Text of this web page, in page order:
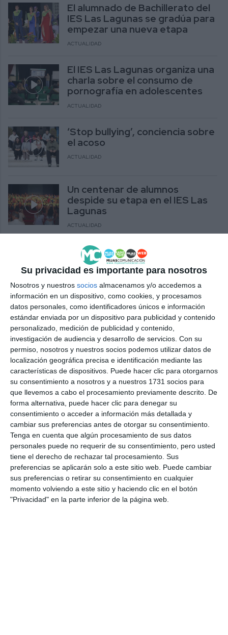
Su privacidad es importante para nosotros
Nosotros y nuestros socios almacenamos y/o accedemos a
información en un dispositivo, como cookies, y procesamos
datos personales, como identificadores únicos e información
estándar enviada por un dispositivo para publicidad y contenido
personalizado, medición de publicidad y contenido,
investigación de audiencia y desarrollo de servicios. Con su
permiso, nosotros y nuestros socios podemos utilizar datos de
localización geográfica precisa e identificación mediante las
características de dispositivos. Puede hacer clic para otorgarnos
su consentimiento a nosotros y a nuestros 1731 socios para
que llevemos a cabo el procesamiento previamente descrito. De
forma alternativa, puede hacer clic para denegar su
consentimiento o acceder a información más detallada y
cambiar sus preferencias antes de otorgar su consentimiento.
Tenga en cuenta que algún procesamiento de sus datos
personales puede no requerir de su consentimiento, pero usted
tiene el derecho de rechazar tal procesamiento. Sus
preferencias se aplicarán solo a este sitio web. Puede cambiar
sus preferencias o retirar su consentimiento en cualquier
momento volviendo a este sitio y haciendo clic en el botón
"Privacidad" en la parte inferior de la página web.
El alumnado de Bachillerato del
IES Las Lagunas se gradúa para
empezar una nueva etapa
ACTUALIDAD
El IES Las Lagunas organiza una
charla sobre el consumo de
pornografía en adolescentes
ACTUALIDAD
‘Stop bullying’, conciencia sobre
el acoso
ACTUALIDAD
Un centenar de alumnos
despide su etapa en el IES Las
Lagunas
ACTUALIDAD
El CP Mijas traslada los valores
del deporte a los alumnos del
IES Las Lagunas
ACTUALIDAD
El IES Las Lagunas impulsa una
campaña para comprar un
desfibrilador
ACTUALIDAD
La comunidad educativa del IES
Las Lagunas se vuelca con los
damnificados de Valencia
ACTUALIDAD
The Ronald McDonald
Foundation raises funds and
informs about its work at IES
Las Lagunas